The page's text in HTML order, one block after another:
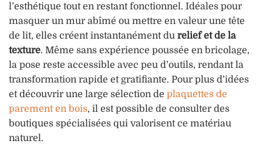
l’esthétique tout en restant fonctionnel. Idéales pour
masquer un mur abîmé ou mettre en valeur une tête
de lit, elles créent instantanément du relief et de la
texture. Même sans expérience poussée en bricolage,
la pose reste accessible avec peu d’outils, rendant la
transformation rapide et gratifiante. Pour plus d’idées
et découvrir une large sélection de plaquettes de
parement en bois, il est possible de consulter des
boutiques spécialisées qui valorisent ce matériau
naturel.